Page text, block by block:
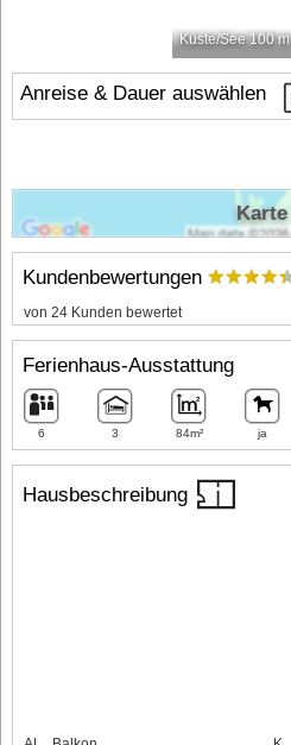
Küste/See 100 m
Anreise & Dauer auswählen
Hausbeschreibung
Kundenbewertungen
von 24 Kunden bewertet
Ferienhaus-Ausstattung
6 3 84m² ja
Karte